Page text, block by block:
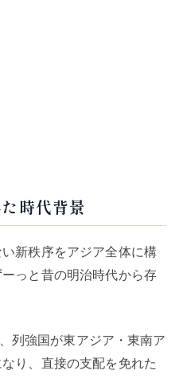
時代背景
新秩序をアジア全体に構
っと昔の明治時代から存
列強国が東アジア・東南ア
り、直接の支配を免れた